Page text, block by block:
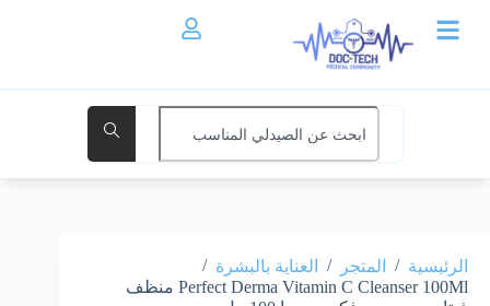
الرئيسية / المتجر / العناية بالبشرة /
Perfect Derma Vitamin C Cleanser 100Ml منظف